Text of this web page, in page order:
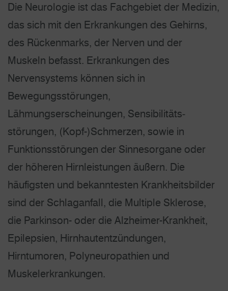
Die Neurologie ist das Fachgebiet der Medizin,
das sich mit den Erkrankungen des Gehirns,
des Rückenmarks, der Nerven und der
Muskeln befasst. Erkrankungen des
Nervensystems können sich in
Bewegungsstörungen,
Lähmungserscheinungen, Sensibili­täts­
störungen, (Kopf-)Schmerzen, sowie in
Funktions­störungen der Sinnesorgane oder
der höheren Hirnleistungen äußern. Die
häufigsten und bekanntesten Krankheitsbilder
sind der Schlaganfall, die Multiple Sklerose,
die Parkinson- oder die Alzheimer-Krankheit,
Epilepsien, Hirnhaut­entzündungen,
Hirntumoren, Polyneuropathien und
Muskelerkrankungen.